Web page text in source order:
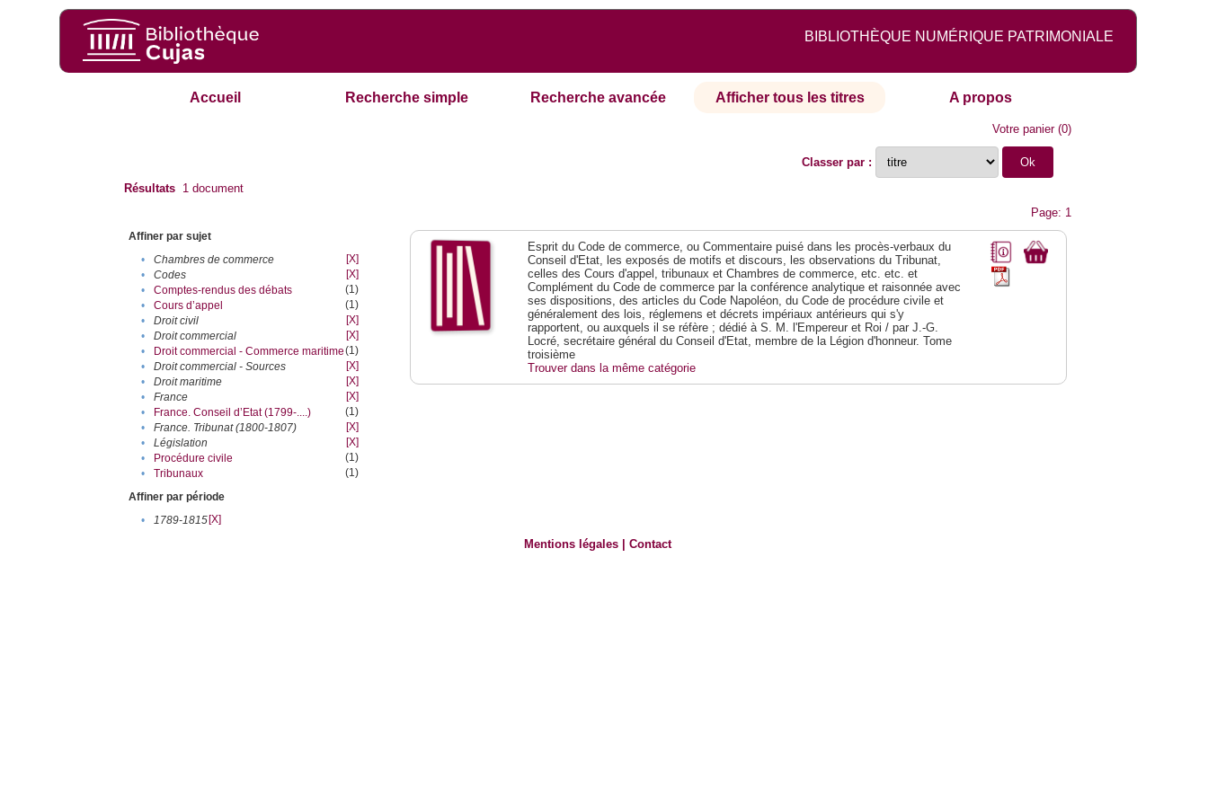
BIBLIOTHÈQUE NUMÉRIQUE PATRIMONIALE
Accueil Recherche simple Recherche avancée Afficher tous les titres A propos
Votre panier(0)
Classer par :
Résultats 1 document
Page: 1
Affiner par sujet
•
Chambres de commerce
[X]
•
Codes
[X]
•
Comptes-rendus des débats
(1)
•
Cours d’appel
(1)
•
Droit civil
[X]
•
Droit commercial
[X]
•
Droit commercial - Commerce maritime(1)
•
Droit commercial - Sources
[X]
•
Droit maritime
[X]
•
France
[X]
•
France. Conseil d’Etat (1799-....)
(1)
•
France. Tribunat (1800-1807)
[X]
•
Législation
[X]
•
Procédure civile
(1)
•
Tribunaux
(1)
Affiner par période
•
1789-1815[X]
Esprit du Code de commerce, ou Commentaire puisé dans les procès-verbaux du
Conseil d'Etat, les exposés de motifs et discours, les observations du Tribunat,
celles des Cours d'appel, tribunaux et Chambres de commerce, etc. etc. et
Complément du Code de commerce par la conférence analytique et raisonnée avec
ses dispositions, des articles du Code Napoléon, du Code de procédure civile et
généralement des lois, réglemens et décrets impériaux antérieurs qui s'y
rapportent, ou auxquels il se réfère ; dédié à S. M. l'Empereur et Roi / par J.-G.
Locré, secrétaire général du Conseil d'Etat, membre de la Légion d'honneur. Tome
troisième
Trouver dans la même catégorie
Mentions légales |Contact